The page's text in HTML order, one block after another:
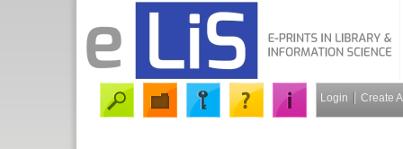
Login Create